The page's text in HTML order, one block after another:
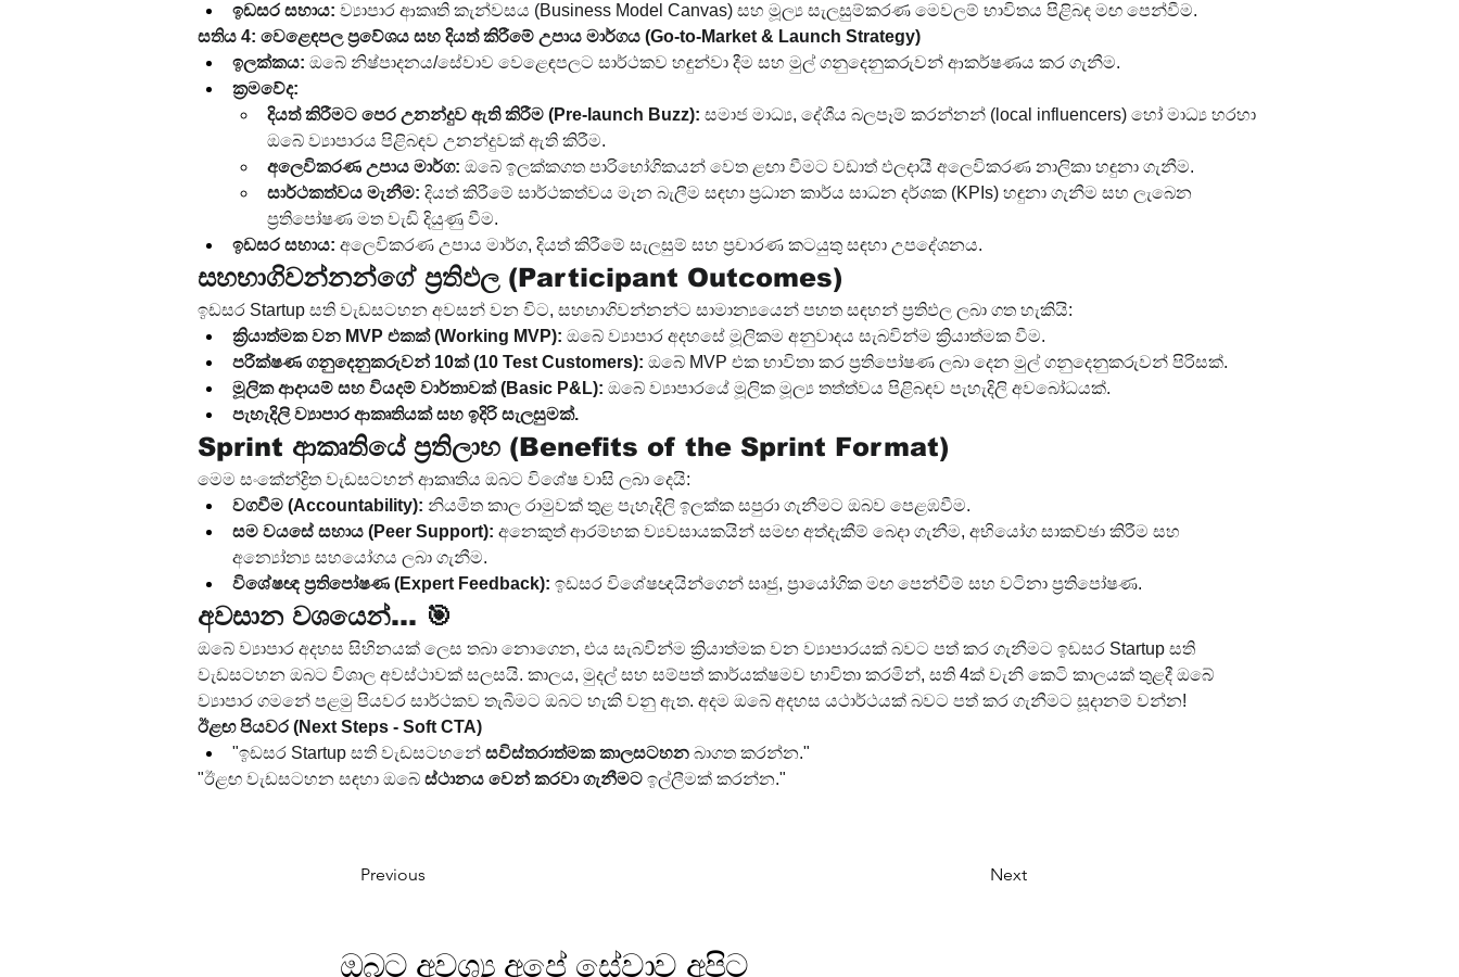
ඉඩසර සහාය: ව්‍යාපාර ආකෘති කැන්වසය (Business Model Canvas) සහ මූල්‍ය සැලසුම්කරණ මෙවලම් භාවිතය පිළිබඳ මඟ පෙන්වීම.
සතිය 4: වෙළෙඳපල ප්‍රවේශය සහ දියත් කිරීමේ උපාය මාර්ගය (Go-to-Market & Launch Strategy)
ඉලක්කය: ඔබේ නිෂ්පාදනය/සේවාව වෙළෙඳපලට සාර්ථකව හඳුන්වා දීම සහ මුල් ගනුදෙනුකරුවන් ආකර්ෂණය කර ගැනීම.
ක්‍රමවේද:
දියත් කිරීමට පෙර උනන්දුව ඇති කිරීම (Pre-launch Buzz): සමාජ මාධ්‍ය, දේශීය බලපෑම් කරන්නන් (local influencers) හෝ මාධ්‍ය හරහා
ඔබේ ව්‍යාපාරය පිළිබඳව උනන්දුවක් ඇති කිරීම.
අලෙවිකරණ උපාය මාර්ග: ඔබේ ඉලක්කගත පාරිභෝගිකයන් වෙත ළඟා වීමට වඩාත් ඵලදායී අලෙවිකරණ නාලිකා හඳුනා ගැනීම.
සාර්ථකත්වය මැනීම: දියත් කිරීමේ සාර්ථකත්වය මැන බැලීම සඳහා ප්‍රධාන කාර්ය සාධන දර්ශක (KPIs) හඳුනා ගැනීම සහ ලැබෙන
ප්‍රතිපෝෂණ මත වැඩි දියුණු වීම.
ඉඩසර සහාය: අලෙවිකරණ උපාය මාර්ග, දියත් කිරීමේ සැලසුම් සහ ප්‍රචාරණ කටයුතු සඳහා උපදේශනය.
සහභාගිවන්නන්ගේ ප්‍රතිඵල (Participant Outcomes)
ඉඩසර Startup සති වැඩසටහන අවසන් වන විට, සහභාගිවන්නන්ට සාමාන්‍යයෙන් පහත සඳහන් ප්‍රතිඵල ලබා ගත හැකියි:
ක්‍රියාත්මක වන MVP එකක් (Working MVP): ඔබේ ව්‍යාපාර අදහසේ මූලිකම අනුවාදය සැබවින්ම ක්‍රියාත්මක වීම.
පරීක්ෂණ ගනුදෙනුකරුවන් 10ක් (10 Test Customers): ඔබේ MVP එක භාවිතා කර ප්‍රතිපෝෂණ ලබා දෙන මුල් ගනුදෙනුකරුවන් පිරිසක්.
මූලික ආදායම් සහ වියදම් වාර්තාවක් (Basic P&L): ඔබේ ව්‍යාපාරයේ මූලික මූල්‍ය තත්ත්වය පිළිබඳව පැහැදිලි අවබෝධයක්.
පැහැදිලි ව්‍යාපාර ආකෘතියක් සහ ඉදිරි සැලසුමක්.
Sprint ආකෘතියේ ප්‍රතිලාභ (Benefits of the Sprint Format)
මෙම සංකේන්ද්‍රිත වැඩසටහන් ආකෘතිය ඔබට විශේෂ වාසි ලබා දෙයි:
වගවීම (Accountability): නියමිත කාල රාමුවක් තුළ පැහැදිලි ඉලක්ක සපුරා ගැනීමට ඔබව පෙළඹවීම.
සම වයසේ සහාය (Peer Support): අනෙකුත් ආරම්භක ව්‍යවසායකයින් සමඟ අත්දැකීම් බෙදා ගැනීම, අභියෝග සාකච්ඡා කිරීම සහ
අන්‍යෝන්‍ය සහයෝගය ලබා ගැනීම.
විශේෂඥ ප්‍රතිපෝෂණ (Expert Feedback): ඉඩසර විශේෂඥයින්ගෙන් සෘජු, ප්‍රායෝගික මඟ පෙන්වීම් සහ වටිනා ප්‍රතිපෝෂණ.
අවසාන වශයෙන්... 🎯
ඔබේ ව්‍යාපාර අදහස සිහිනයක් ලෙස තබා නොගෙන, එය සැබවින්ම ක්‍රියාත්මක වන ව්‍යාපාරයක් බවට පත් කර ගැනීමට ඉඩසර Startup සති
වැඩසටහන ඔබට විශාල අවස්ථාවක් සලසයි. කාලය, මුදල් සහ සම්පත් කාර්යක්ෂමව භාවිතා කරමින්, සති 4ක් වැනි කෙටි කාලයක් තුළදී ඔබේ
ව්‍යාපාර ගමනේ පළමු පියවර සාර්ථකව තැබීමට ඔබට හැකි වනු ඇත. අදම ඔබේ අදහස යථාර්ථයක් බවට පත් කර ගැනීමට සූදානම් වන්න!
ඊළඟ පියවර (Next Steps - Soft CTA)
"ඉඩසර Startup සති වැඩසටහනේ සවිස්තරාත්මක කාලසටහන බාගත කරන්න."
"ඊළඟ වැඩසටහන සඳහා ඔබේ ස්ථානය වෙන් කරවා ගැනීමට ඉල්ලීමක් කරන්න."
Previous Next
ඔබට අවශ්‍ය අපේ සේවාව අපිට